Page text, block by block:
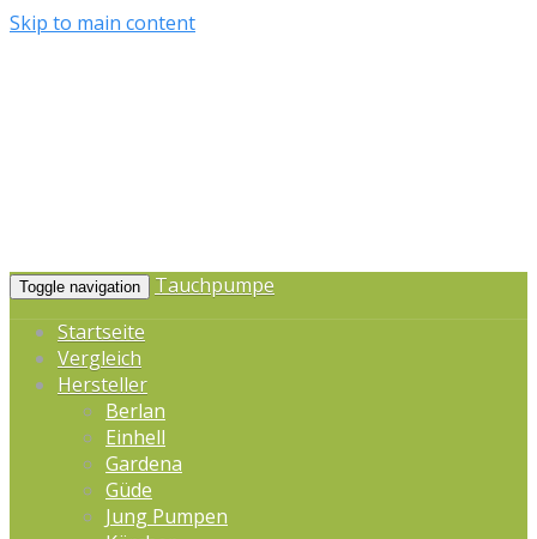
Skip to main content
Toggle navigation
Tauchpumpe
Startseite
Vergleich
Hersteller
Berlan
Einhell
Gardena
Güde
Jung Pumpen